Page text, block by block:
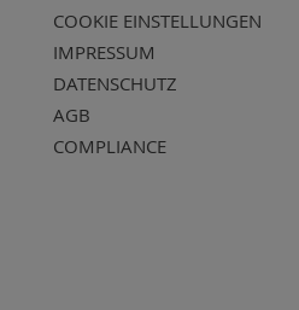
COOKIE EINSTELLUNGEN
IMPRESSUM
DATENSCHUTZ
AGB
COMPLIANCE